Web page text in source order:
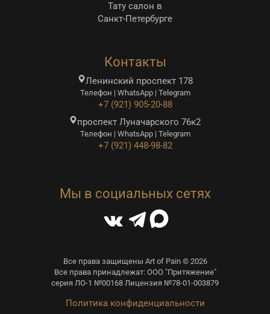
Тату салон в
Санкт-Петербурге
Контакты
Ленинский проспект 178
Телефон | WhatsApp | Telegram
+7 (921) 905-20-88
проспект Луначарского 76к2
Телефон | WhatsApp | Telegram
+7 (921) 448-98-82
Мы в социальных сетях
Все права защищены Art of Pain © 2026
Все права принадлежат: ООО "Притяжение"
серия ЛО-1 №00168 Лицензия №78-01-003879
Политика конфиденциальности